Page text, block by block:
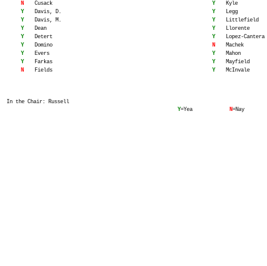
N
Cusack
Y
Davis, D.
Y
Davis, M.
Y
Dean
Y
Detert
Y
Domino
Y
Evers
Y
Farkas
N
Fields
Y
Kyle
Y
Legg
Y
Littlefield
Y
Llorente
Y
Lopez-Cantera
N
Machek
Y
Mahon
Y
Mayfield
Y
McInvale
In the Chair: Russell
Y=Yea N=Nay